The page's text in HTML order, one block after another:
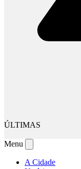
ÚLTIMAS
Menu
A Cidade